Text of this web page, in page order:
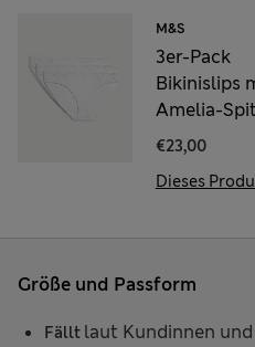
M&S
3er-Pack
Bikinislips
Amelia-
€23,00
Dieses
Größe und Passform
Fällt laut Kundinnen